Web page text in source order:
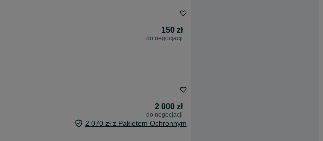
150 zł
do negocjacji
2 000 zł
do negocjacji
2 070 zł z Pakietem Ochronnym